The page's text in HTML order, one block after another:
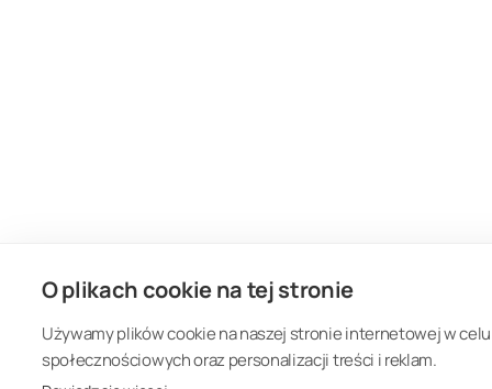
O plikach cookie na tej stronie
Używamy plików cookie na naszej stronie internetowej w
społecznościowych oraz personalizacji treści i reklam.